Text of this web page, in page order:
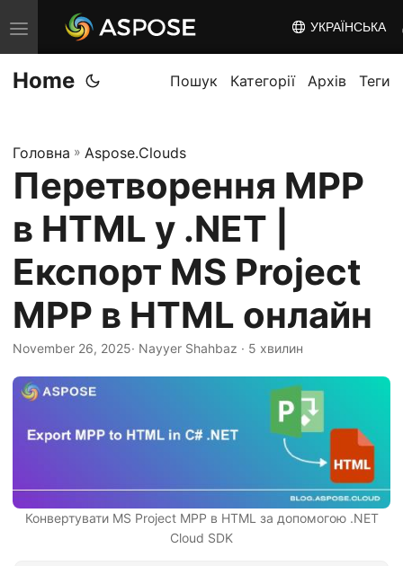
T
o
g
e
n
v
i
g
a
t
i
o
УКРАЇНСЬКА
Home Пошук Категорії Архів Теги
Головна » Aspose.Clouds
Перетворення MPP
в HTML у .NET |
Експорт MS Project
MPP в HTML онлайн
November 26, 2025· Nayyer Shahbaz · 5 хвилин
Конвертувати MS Project MPP в HTML за допомогою .NET
Cloud SDK